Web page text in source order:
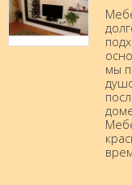
мы